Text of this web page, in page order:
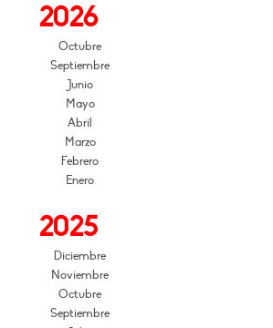
2026
Octubre
Septiembre
Junio
Mayo
Abril
Marzo
Febrero
Enero
2025
Diciembre
Noviembre
Octubre
Septiembre